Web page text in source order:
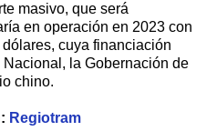
masivo, que será
en operación en 2023 con
cuya financiación
la Gobernación de
chino.
Regiotram